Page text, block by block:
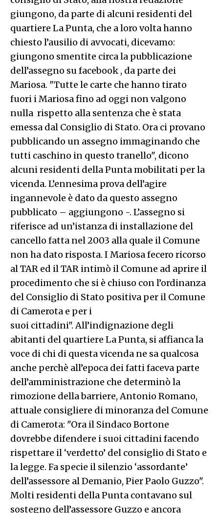
giungono, da parte di alcuni residenti del
quartiere La Punta, che a loro volta hanno
chiesto l’ausilio di avvocati, dicevamo:
giungono smentite circa la pubblicazione
dell’assegno su facebook , da parte dei
Mariosa. "Tutte le carte che hanno tirato
fuori i Mariosa fino ad oggi non valgono
nulla rispetto alla sentenza che è stata
emessa dal Consiglio di Stato. Ora ci provano
pubblicando un assegno immaginando che
tutti caschino in questo tranello", dicono
alcuni residenti della Punta mobilitati per la
vicenda. L’ennesima prova dell’agire
ingannevole è dato da questo assegno
pubblicato – aggiungono -. L’assegno si
riferisce ad un’istanza di installazione del
cancello fatta nel 2003 alla quale il Comune
non ha dato risposta. I Mariosa fecero ricorso
al TAR ed il TAR intimò il Comune ad aprire il
procedimento che si è chiuso con l’ordinanza
del Consiglio di Stato positiva per il Comune
di Camerota e per i
suoi cittadini". All’indignazione degli
abitanti del quartiere La Punta, si affianca la
voce di chi di questa vicenda ne sa qualcosa
anche perchè all’epoca dei fatti faceva parte
dell’amministrazione che determinò la
rimozione della barriere, Antonio Romano,
attuale consigliere di minoranza del Comune
di Camerota: "Ora il Sindaco Bortone
dovrebbe difendere i suoi cittadini facendo
rispettare il ‘verdetto’ del consiglio di Stato e
la legge. Fa specie il silenzio ‘assordante’
dell’assessore al Demanio, Pier Paolo Guzzo".
Molti residenti della Punta contavano sul
sostegno dell’assessore Guzzo e ancora